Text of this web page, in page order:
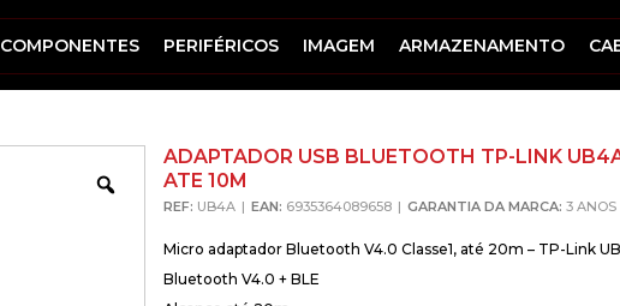
COMPONENTES PERIFÉRICOS IMAGEM ARMAZENAMENTO
Zoom
ADAPTADOR USB BLUETOOTH TP-LINK
ATE 10M
REF: UB4A EAN: 6935364089658 GARANTIA DA MARCA: 3 ANOS
Micro adaptador Bluetooth V4.0 Classe1, até 20m – TP-Link
Bluetooth V4.0 + BLE